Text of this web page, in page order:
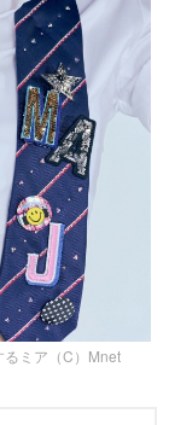
るミア（C）Mnet